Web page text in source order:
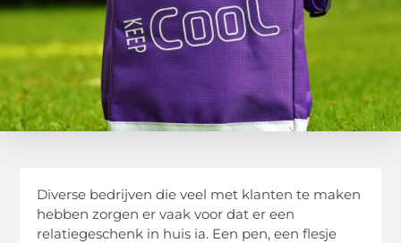
Diverse bedrijven die veel met klanten te maken
hebben zorgen er vaak voor dat er een
relatiegeschenk in huis ia. Een pen, een flesje